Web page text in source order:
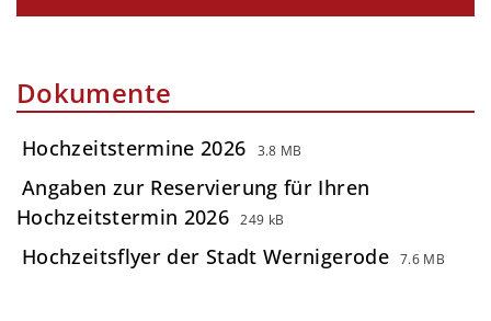
Dokumente
Hochzeitstermine 2026 3.8 MB
Angaben zur Reservierung für Ihren
Hochzeitstermin 2026
249 kB
Hochzeitsflyer der Stadt Wernigerode 7.6 MB